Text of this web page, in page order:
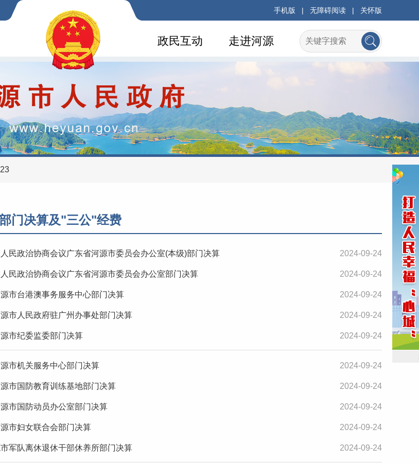
手机版 | 无障碍阅读 | 关怀版
走进河源
政民互动
门决算及"三公"经费
2024-09-24
民政治协商会议广东省河源市委员会办公室(本级)部门决算
2024-09-24
民政治协商会议广东省河源市委员会办公室部门决算
2024-09-24
市台港澳事务服务中心部门决算
2024-09-24
市人民政府驻广州办事处部门决算
2024-09-24
市纪委监委部门决算
2024-09-24
市机关服务中心部门决算
2024-09-24
市国防教育训练基地部门决算
2024-09-24
市国防动员办公室部门决算
2024-09-24
市妇女联合会部门决算
2024-09-24
军队离休退休干部休养所部门决算